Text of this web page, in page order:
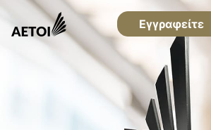
Εγγραφείτε